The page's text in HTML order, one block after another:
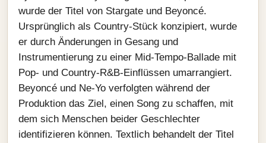
wurde der Titel von Stargate und Beyoncé.
Ursprünglich als Country‑Stück konzipiert, wurde
er durch Änderungen in Gesang und
Instrumentierung zu einer Mid‑Tempo‑Ballade mit
Pop‑ und Country‑R&B‑Einflüssen umarrangiert.
Beyoncé und Ne‑Yo verfolgten während der
Produktion das Ziel, einen Song zu schaffen, mit
dem sich Menschen beider Geschlechter
identifizieren können. Textlich behandelt der Titel